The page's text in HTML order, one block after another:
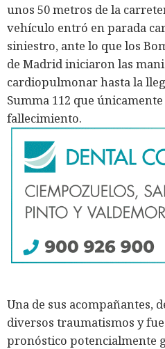
unos 50 metros de la
vehículo entró en parada
siniestro, ante lo que los
de Madrid iniciaron las
cardiopulmonar hasta la
Summa 112 que
fallecimiento.
Una de sus acompañantes,
diversos traumatismos y
pronóstico potencialmente